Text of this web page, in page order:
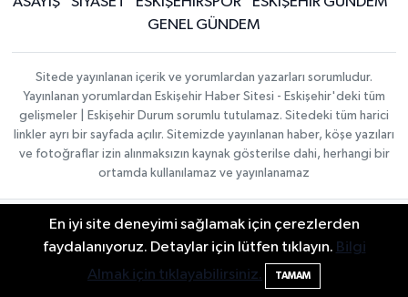
GENEL GÜNDEM
Sitede yayınlanan içerik ve yorumlardan yazarları sorumludur.
Yayınlanan yorumlardan Eskişehir Haber Sitesi - Eskişehir'deki tüm
gelişmeler | Eskişehir Durum sorumlu tutulamaz. Sitedeki tüm harici
linkler ayrı bir sayfada açılır. Sitemizde yayınlanan haber, köşe yazıları
ve fotoğraflar izin alınmaksızın kaynak gösterilse dahi, herhangi bir
ortamda kullanılamaz ve yayınlanamaz
Gizlilik Sözleşmesi
Hakkımızda
İletişim
Topluluk Kuralları
Yayın İlkeleri
Haber Yazılımı:
Bilişim | Copyright ©
2026
En iyi site deneyimi sağlamak için çerezlerden
faydalanıyoruz. Detaylar için lütfen tıklayın. Bilgi
Almak için tıklayabilirsiniz.
TAMAM